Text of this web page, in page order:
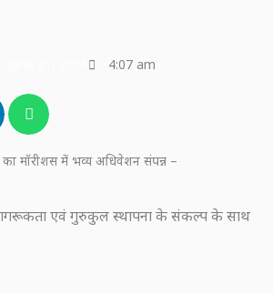
4:07 am
का मॉरीशस में भव्य अधिवेशन संपन्न –
एवं गुरुकुल स्थापना के संकल्प के साथ